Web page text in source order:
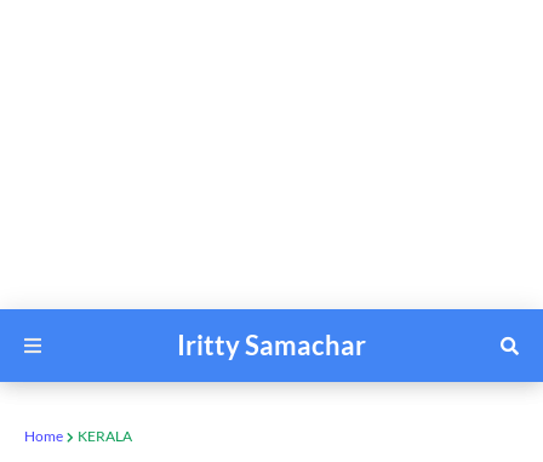
Iritty Samachar
Home KERALA